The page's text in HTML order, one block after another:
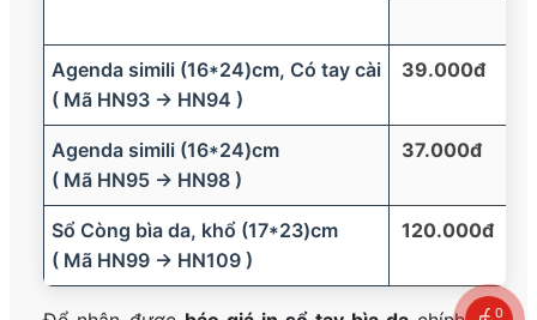
Agenda simili (16*24)cm, Có tay cài
( Mã HN93 → HN94 )
39.000đ
Agenda simili (16*24)cm
( Mã HN95 → HN98 )
37.000đ
Sổ Còng bìa da, khổ (17*23)cm
( Mã HN99 → HN109 )
120.000đ
0